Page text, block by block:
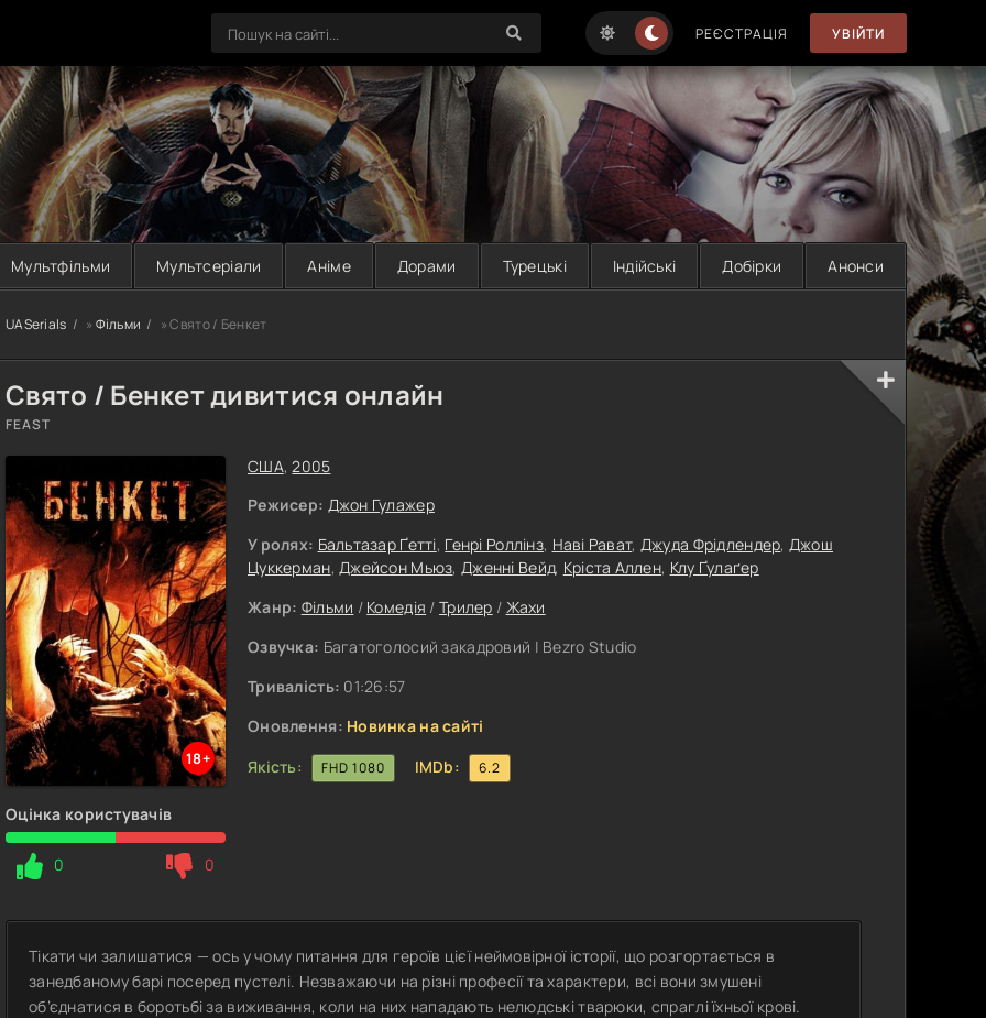
РЕЄСТРАЦІЯ УВІЙТИ
Мультфільми Мультсеріали Аніме Дорами Турецькі Індійські Добірки Анонси
UASerials » Фільми » Свято / Бенкет
Свято / Бенкет дивитися онлайн
FEAST
18+
Оцінка користувачів
0 0
США,2005
Режисер: Джон Гулажер
У ролях: Бальтазар Ґетті, Генрі Роллінз, Наві Рават, Джуда Фрідлендер, Джош
Цуккерман,Джейсон Мьюз,Дженні Вейд, Кріста Аллен, Клу Ґулаґер
Жанр: Фільми / Комедія /Трилер / Жахи
Озвучка: Багатоголосий закадровий | Bezro Studio
Тривалість: 01:26:57
Оновлення: Новинка на сайті
Якість:
FHD 1080 IMDb: 6.2
Тікати чи залишатися — ось у чому питання для героїв цієї неймовірної історії, що розгортається в
занедбаному барі посеред пустелі. Незважаючи на різні професії та характери, всі вони змушені
об’єднатися в боротьбі за виживання, коли на них нападають нелюдські тварюки, спраглі їхньої крові.